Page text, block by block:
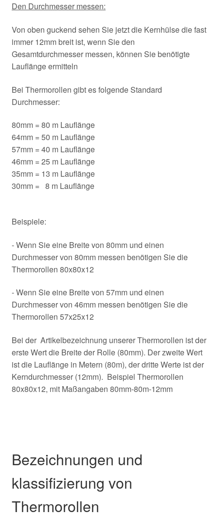
Den Durchmesser messen:
Von oben guckend sehen Sie jetzt die Kernhülse die fast
immer 12mm breit ist, wenn Sie den
Gesamtdurchmesser messen, können Sie benötigte
Lauflänge ermitteln
Bei Thermorollen gibt es folgende Standard
Durchmesser:
80mm = 80 m Lauflänge
64mm = 50 m Lauflänge
57mm = 40 m Lauflänge
46mm = 25 m Lauflänge
35mm = 13 m Lauflänge
30mm = 8 m Lauflänge
Beispiele:
- Wenn Sie eine Breite von 80mm und einen
Durchmesser von 80mm messen benötigen Sie die
Thermorollen 80x80x12
- Wenn Sie eine Breite von 57mm und einen
Durchmesser von 46mm messen benötigen Sie die
Thermorollen 57x25x12
Bei der Artikelbezeichnung unserer Thermorollen ist der
erste Wert die Breite der Rolle (80mm). Der zweite Wert
ist die Lauflänge in Metern (80m), der dritte Werte ist der
Kerndurchmesser (12mm). Beispiel Thermorollen
80x80x12, mit Maßangaben 80mm-80m-12mm
Bezeichnungen und
klassifizierung von
Thermorollen